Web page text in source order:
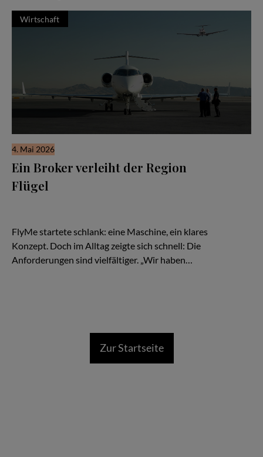
Wirtschaft
4. Mai 2026
Ein Broker verleiht der Region
Flügel
FlyMe startete schlank: eine Maschine, ein klares
Konzept. Doch im Alltag zeigte sich schnell: Die
Anforderungen sind vielfältiger. „Wir haben…
Zur Startseite